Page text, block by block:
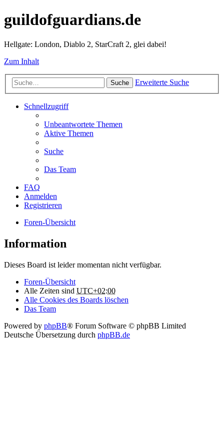
guildofguardians.de
Hellgate: London, Diablo 2, StarCraft 2, glei dabei!
Zum Inhalt
Suche Erweiterte Suche
Schnellzugriff
Unbeantwortete Themen
Aktive Themen
Suche
Das Team
FAQ
Anmelden
Registrieren
Foren-Übersicht
Information
Dieses Board ist leider momentan nicht verfügbar.
Foren-Übersicht
Alle Zeiten sind UTC+02:00
Alle Cookies des Boards löschen
Das Team
Powered by phpBB® Forum Software © phpBB Limited
Deutsche Übersetzung durch phpBB.de